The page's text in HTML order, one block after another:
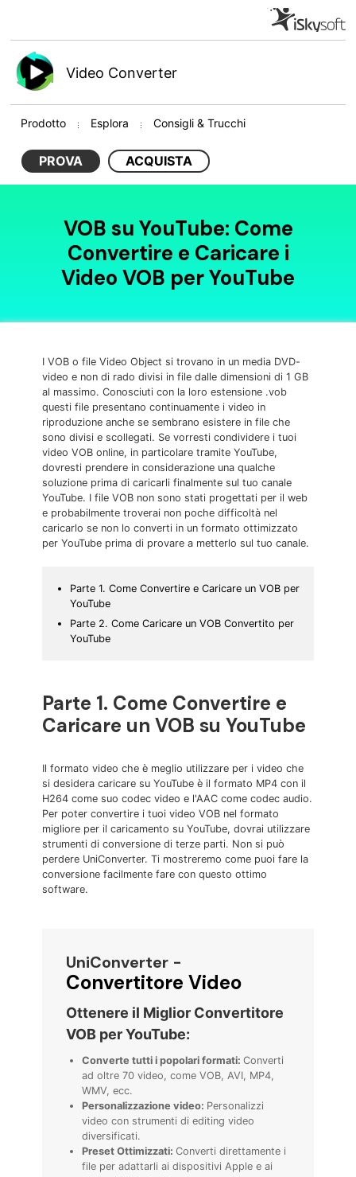
Video Converter
Prodotto Esplora Consigli & Trucchi
PROVA ACQUISTA
VOB su YouTube: Come
Convertire e Caricare i
Video VOB per YouTube
I VOB o file Video Object si trovano in un media DVD-
video e non di rado divisi in file dalle dimensioni di 1 GB
al massimo. Conosciuti con la loro estensione .vob
questi file presentano continuamente i video in
riproduzione anche se sembrano esistere in file che
sono divisi e scollegati. Se vorresti condividere i tuoi
video VOB online, in particolare tramite YouTube,
dovresti prendere in considerazione una qualche
soluzione prima di caricarli finalmente sul tuo canale
YouTube. I file VOB non sono stati progettati per il web
e probabilmente troverai non poche difficoltà nel
caricarlo se non lo converti in un formato ottimizzato
per YouTube prima di provare a metterlo sul tuo canale.
Parte 1. Come Convertire e Caricare un VOB per
YouTube
Parte 2. Come Caricare un VOB Convertito per
YouTube
Parte 1. Come Convertire e
Caricare un VOB su YouTube
Il formato video che è meglio utilizzare per i video che
si desidera caricare su YouTube è il formato MP4 con il
H264 come suo codec video e l'AAC come codec audio.
Per poter convertire i tuoi video VOB nel formato
migliore per il caricamento su YouTube, dovrai utilizzare
strumenti di conversione di terze parti. Non si può
perdere UniConverter. Ti mostreremo come puoi fare la
conversione facilmente fare con questo ottimo
software.
UniConverter -
Convertitore Video
Ottenere il Miglior Convertitore
VOB per YouTube:
Converte tutti i popolari formati:Converti
ad oltre 70 video, come VOB, AVI, MP4,
WMV, ecc.
Personalizzazione video: Personalizzi
video con strumenti di editing video
diversificati.
Preset Ottimizzati:Converti direttamente i
file per adattarli ai dispositivi Apple e ai